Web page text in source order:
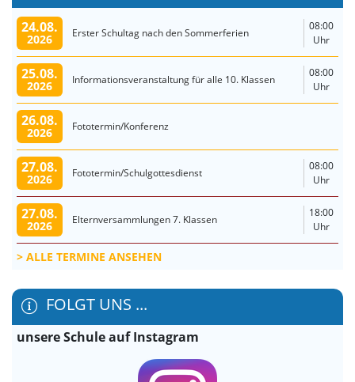
24.08.
2026 Erster Schultag nach den Sommerferien
08:00
Uhr
25.08.
2026 Informationsveranstaltung für alle 10. Klassen
08:00
Uhr
26.08.
2026 Fototermin/Konferenz
27.08.
2026 Fototermin/Schulgottesdienst
08:00
Uhr
27.08.
2026 Elternversammlungen 7. Klassen
18:00
Uhr
ALLE TERMINE ANSEHEN
FOLGT UNS ...
unsere Schule auf Instagram